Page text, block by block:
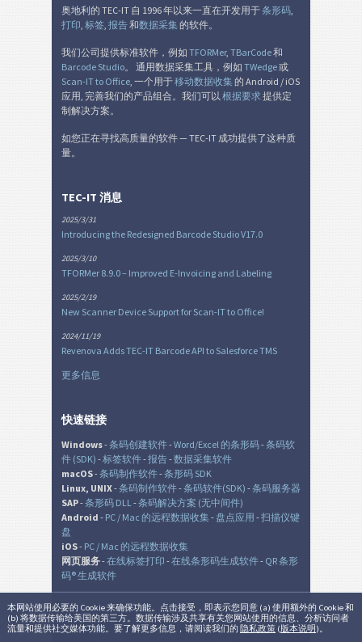
本网站使用必要的 Cookie 来确保功能。点击接受，即表示您同意 (a) 使用额外的 Cookie 和
(b) 将数据传输给美国的第三方。数据传输涉及共享有关您网站使用的信息、分析访问者
流量和提供社交媒体功能。要了解更多信息，请阅读我们的 隐私政策 (版本说明)。
奥地利的 TEC-IT 自 1996 年以来一直在开发用于条形码
打印 标签 报告和数据采集的软件。
我们公司提供标准软件，例如 TFORMer, TBarCode和
Barcode Studio。 通用数据采集工具，例如 TWedge或
Scan-IT to Office , 一个用于移动数据收集的 Android / iOS
应用, 完善我们的产品组合。我们可以 根据要求 提供定
制解决方案。
如您正在寻找高质量的软件 — TEC-IT 成功提供了这种质
量。
TEC-IT 消息
2025/3/31
Introducing the Redesigned Barcode Studio V17.0
2025/3/10
TFORMer 8.9.0 – Improved E-Invoicing and Labeling
2025/2/19
New Scanner Device Support for Scan-IT to Office!
2024/11/19
Revenova Adds TEC-IT Barcode API to Salesforce TMS
更多信息
快速链接
Windows-条码创建软件-Word/Excel 的条形码-条码软
件 (SDK) -标签软件-报告-数据采集软件
macOS-条码制作软件-条形码 SDK
Linux, UNIX-条码制作软件-条码软件(SDK) -条码服务器
SAP-条形码 DLL -条码解决方案 (无中间件)
Android - PC / Mac 的远程数据收集- 盘点应用 -扫描仪键
盘
iOS- PC / Mac 的远程数据收集
网页服务-在线标签打印 -在线条形码生成软件- QR 条形
码® 生成软件
© TEC-IT Datenverarbeitung GmbH, Austria